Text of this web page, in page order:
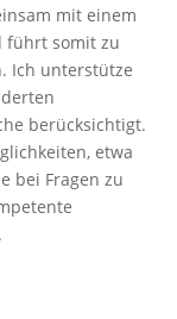
mit einem
führt somit zu
Ich unterstütze
berücksichtigt.
etwa
bei Fragen zu